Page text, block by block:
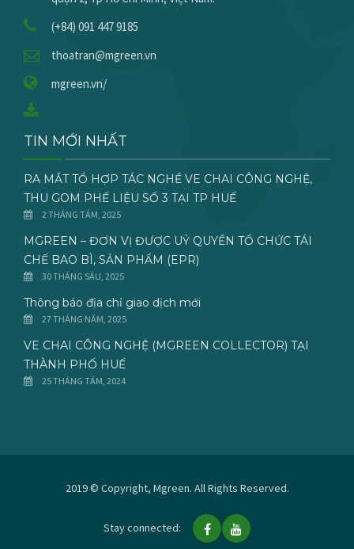
(+84) 091 447 9185
thoatran@mgreen.vn
mgreen.vn/
TIN MỚI NHẤT
RA MẮT TỔ HỢP TÁC NGHỀ VE CHAI CÔNG NGHỆ,
THU GOM PHẾ LIỆU SỐ 3 TẠI TP HUẾ
2 THÁNG TÁM, 2025
MGREEN – ĐƠN VỊ ĐƯỢC UỶ QUYỀN TỔ CHỨC TÁI
CHẾ BAO BÌ, SẢN PHẨM (EPR)
30 THÁNG SÁU, 2025
Thông báo địa chỉ giao dịch mới
27 THÁNG NĂM, 2025
VE CHAI CÔNG NGHỆ (MGREEN COLLECTOR) TẠI
THÀNH PHỐ HUẾ
25 THÁNG TÁM, 2024
2019 © Copyright, Mgreen. All Rights Reserved.
Stay connected: